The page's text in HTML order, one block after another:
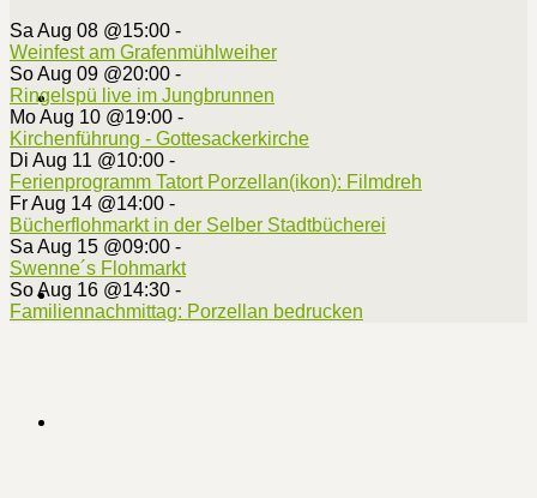
Sa Aug 08 @15:00 -
Weinfest am Grafenmühlweiher
So Aug 09 @20:00 -
Ringelspü live im Jungbrunnen
Mo Aug 10 @19:00 -
Kirchenführung - Gottesackerkirche
Di Aug 11 @10:00 -
Ferienprogramm Tatort Porzellan(ikon): Filmdreh
Fr Aug 14 @14:00 -
Bücherflohmarkt in der Selber Stadtbücherei
Sa Aug 15 @09:00 -
Swenne´s Flohmarkt
So Aug 16 @14:30 -
Familiennachmittag: Porzellan bedrucken